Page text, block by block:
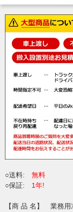
○送料: 無料
○保証: 1年!
【商 品 名】 業務